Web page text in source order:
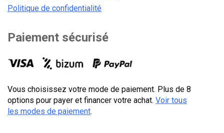
Politique de confidentialité
Paiement sécurisé
Vous choisissez votre mode de paiement. Plus de 8
options pour payer et financer votre achat. Voir tous
les modes de paiement.